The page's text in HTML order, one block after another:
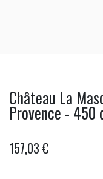
Château La
Provence - 450
157,03 €